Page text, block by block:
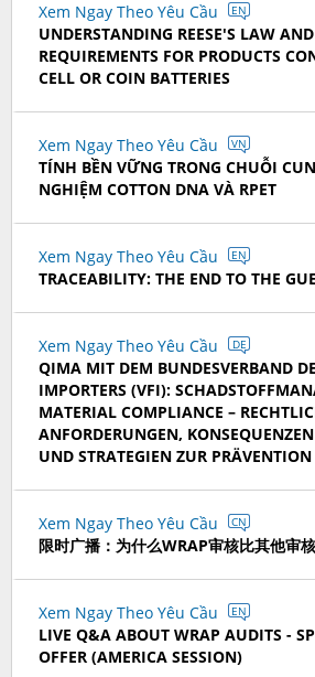
Xem Ngay Theo Yêu Cầu EN
UNDERSTANDING REESE'S LAW
REQUIREMENTS FOR PRODUCTS
CELL OR COIN BATTERIES
Xem Ngay Theo Yêu Cầu VN
TÍNH BỀN VỮNG TRONG CHUỖI
NGHIỆM COTTON DNA VÀ RPET
Xem Ngay Theo Yêu Cầu EN
TRACEABILITY: THE END TO THE
Xem Ngay Theo Yêu Cầu DE
QIMA MIT DEM BUNDESVERBAND
IMPORTERS (VFI):
MATERIAL COMPLIANCE –
ANFORDERUNGEN,
UND STRATEGIEN ZUR PRÄVENTION
Xem Ngay Theo Yêu Cầu CN
限时广播：为什么WRAP审核比其他审
Xem Ngay Theo Yêu Cầu EN
LIVE Q&A ABOUT WRAP AUDITS -
OFFER (AMERICA SESSION)